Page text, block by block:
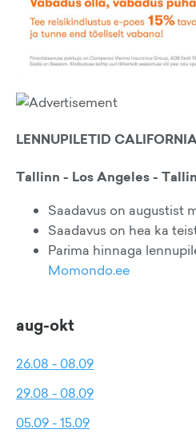
LENNUPILETID
Tallinn - Los Angeles -
Saadavus on augustist
Saadavus on hea ka
Parima hinnaga
Momondo.ee
aug-okt
26.08 - 08.09
29.08 - 08.09
05.09 - 15.09